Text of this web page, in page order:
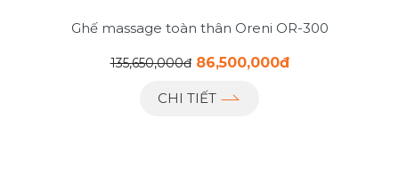
Ghế massage toàn thân Oreni OR-300
135,650,000đ 86,500,000đ
CHI TIẾT